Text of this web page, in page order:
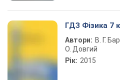
ГДЗ Фізика 7
Автори: В. Г.
О. Довгий
Рік: 2015